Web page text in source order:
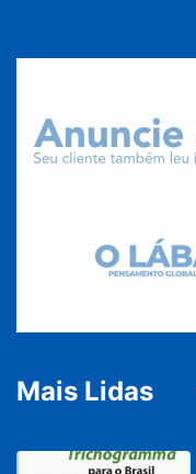
Mais Lidas